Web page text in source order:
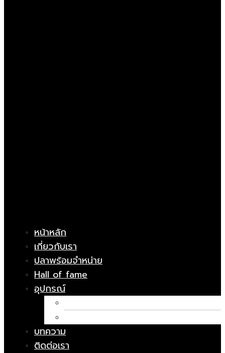
หน้าหลัก
เกี่ยวกับเรา
ปลาพร้อมจำหน่าย
Hall of fame
อุปกรณ์
บทความ
ติดต่อเรา